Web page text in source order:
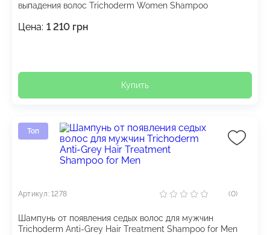
выпадения волос Trichoderm Women Shampoo
Цена: 1 210 грн
Купить
Артикул: 1278 (0)
Шампунь от появления седых волос для мужчин
Trichoderm Anti-Grey Hair Treatment Shampoo for Men
Топ